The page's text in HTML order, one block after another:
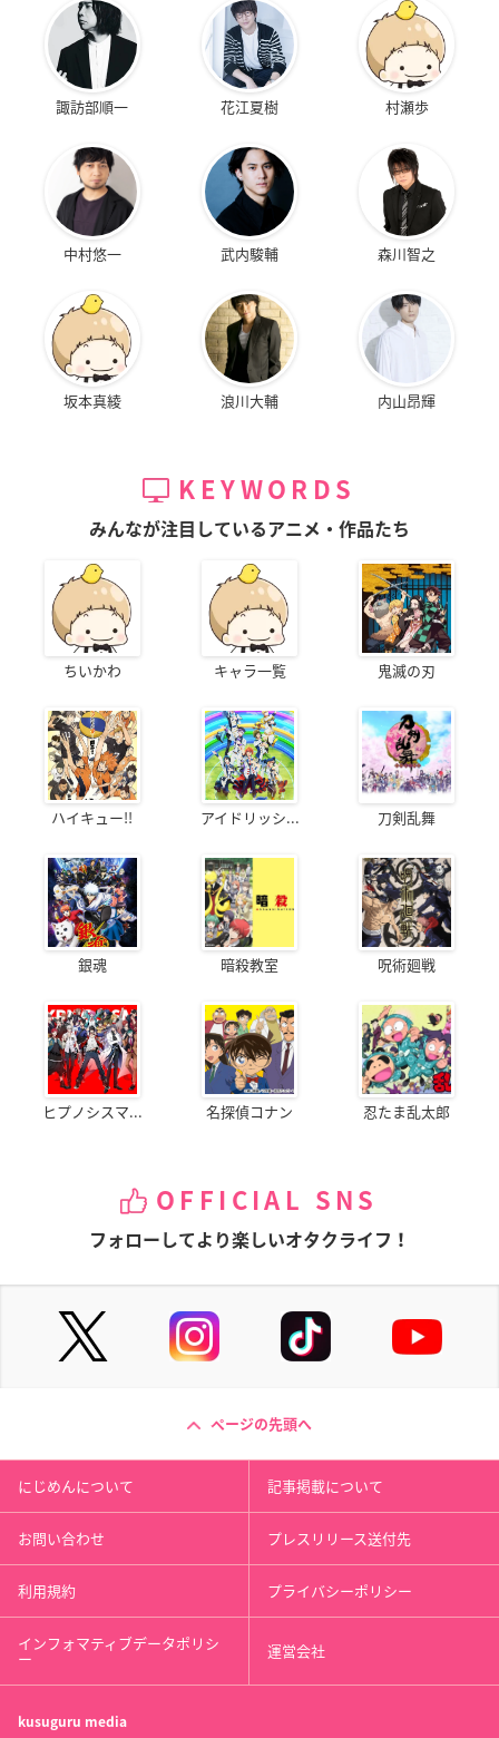
諏訪部順一 花江夏樹 村瀬歩
中村悠一 武内駿輔 森川智之
坂本真綾 浪川大輔 内山昂輝
KEYWORDS
みんなが注目しているアニメ・作品たち
ちいかわ キャラ一覧 鬼滅の刃
ハイキュー!! アイドリッシ... 刀剣乱舞
銀魂 暗殺教室 呪術廻戦
ヒプノシスマ... 名探偵コナン 忍たま乱太郎
OFFICIAL SNS
フォローしてより楽しいオタクライフ！
ページの先頭へ
にじめんについて 記事掲載について
お問い合わせ プレスリリース送付先
利用規約 プライバシーポリシー
インフォマティブデータポリシ
ー 運営会社
kusuguru media